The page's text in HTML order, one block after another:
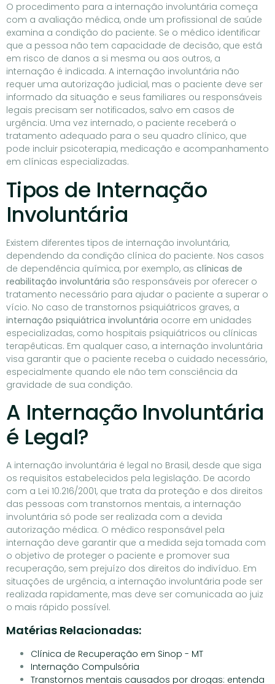
O procedimento para a internação involuntária começa
com a avaliação médica, onde um profissional de saúde
examina a condição do paciente. Se o médico identificar
que a pessoa não tem capacidade de decisão, que está
em risco de danos a si mesma ou aos outros, a
internação é indicada. A internação involuntária não
requer uma autorização judicial, mas o paciente deve ser
informado da situação e seus familiares ou responsáveis
legais precisam ser notificados, salvo em casos de
urgência. Uma vez internado, o paciente receberá o
tratamento adequado para o seu quadro clínico, que
pode incluir psicoterapia, medicação e acompanhamento
em clínicas especializadas.
Tipos de Internação
Involuntária
Existem diferentes tipos de internação involuntária,
dependendo da condição clínica do paciente. Nos casos
de dependência química, por exemplo, as clínicas de
reabilitação involuntária são responsáveis por oferecer o
tratamento necessário para ajudar o paciente a superar o
vício. No caso de transtornos psiquiátricos graves, a
internação psiquiátrica involuntária ocorre em unidades
especializadas, como hospitais psiquiátricos ou clínicas
terapêuticas. Em qualquer caso, a internação involuntária
visa garantir que o paciente receba o cuidado necessário,
especialmente quando ele não tem consciência da
gravidade de sua condição.
A Internação Involuntária
é Legal?
A internação involuntária é legal no Brasil, desde que siga
os requisitos estabelecidos pela legislação. De acordo
com a Lei 10.216/2001, que trata da proteção e dos direitos
das pessoas com transtornos mentais, a internação
involuntária só pode ser realizada com a devida
autorização médica. O médico responsável pela
internação deve garantir que a medida seja tomada com
o objetivo de proteger o paciente e promover sua
recuperação, sem prejuízo dos direitos do indivíduo. Em
situações de urgência, a internação involuntária pode ser
realizada rapidamente, mas deve ser comunicada ao juiz
o mais rápido possível.
Matérias Relacionadas:
Clínica de Recuperação em Sinop - MT
Internação Compulsória
Transtornos mentais causados por drogas: entenda